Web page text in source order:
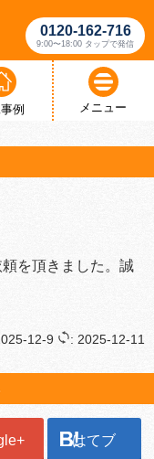
0120-162-716
9:00〜18:00 タップで発信
例 メニュー
を頂きました。誠
12-9 : 2025-12-11
はてブ